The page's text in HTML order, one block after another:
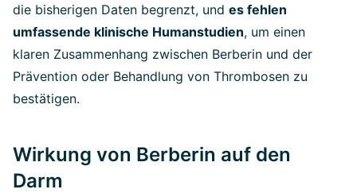
die bisherigen Daten begrenzt, und es fehlen
umfassende klinische Humanstudien, um einen
klaren Zusammenhang zwischen Berberin und der
Prävention oder Behandlung von Thrombosen zu
bestätigen.
Wirkung von Berberin auf den
Darm